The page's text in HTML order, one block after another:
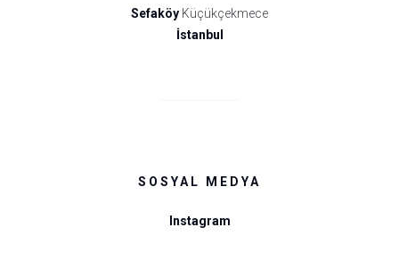
Sefaköy Küçükçekmece
İstanbul
SOSYAL MEDYA
Instagram